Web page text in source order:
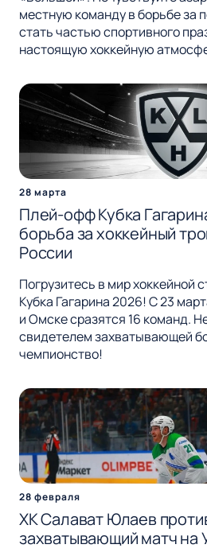
местную команду в борьбе за
стать частью спортивного
настоящую хоккейную
28 марта
Плей-офф Кубка
борьба за хоккейный
России
Погрузитесь в мир хоккейной
Кубка Гагарина 2026! С 23
и Омске сразятся 16 команд.
свидетелем захватывающей
чемпионство!
28 февраля
ХК Салават Юлаев
захватывающий матч на